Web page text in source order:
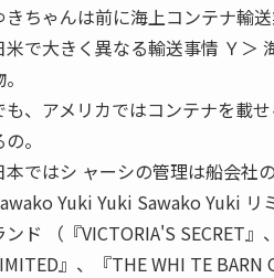
きちゃんは前に海上コンテナ輸
米で大きく異なる輸送事情 Ｙ＞
も、アメリカではコンテナを載
。
本ではシ ャーシの管理は船会社
Yuki Yuki Sawako Yuki
ンド （『VICTORIA'S SECRET
』、『THE WHI TE BARN